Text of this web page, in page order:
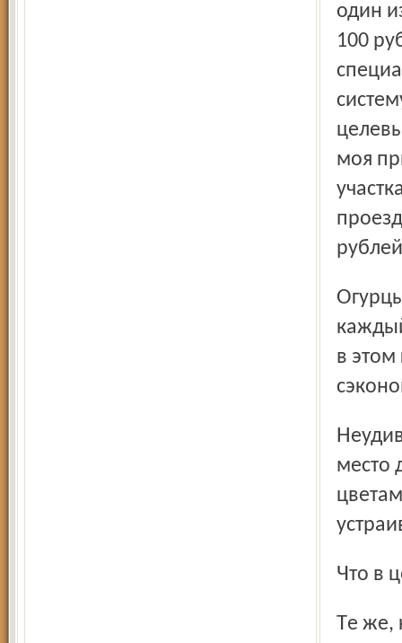
один
100
моя
Огурцы свои моя знакомая только что распробовала, хотя
в этом
Неудивительно, что многие уже преобразуют участок в
место
Что в
Те же, кого такое использование земли не устраивает,